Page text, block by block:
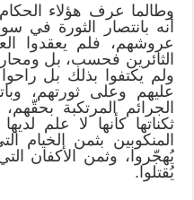
وطالما عرف هؤلاء
أنه بانتصار الثورة في
عروشهم، فلم يعقدوا
الثائرين فحسب، بل
ولم يكتفوا بذلك بل
عليهم وعلى ثورتهم،
الجرائم المرتكبة
ثكناتها كأنها لا علم
المنكوبين بثمن الخيام
يُهجّروا، وثمن الأكفان
يُقتلوا.